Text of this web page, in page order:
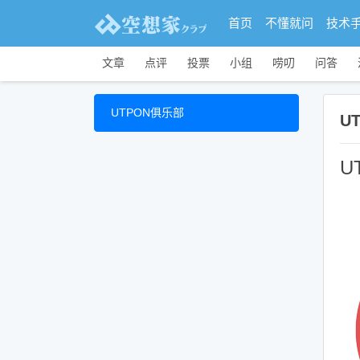
首页 不懂就问 技术
文章 点评 投票 小组 唠叨 问答
UTPON俱乐部